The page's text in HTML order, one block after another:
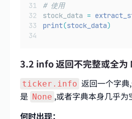
# 使用
stock_data =
print(stock_data)
3.2 info 返回不完整或全为
ticker.info 返回一个字
是 None ,或者字典本身几乎为
何时出现：